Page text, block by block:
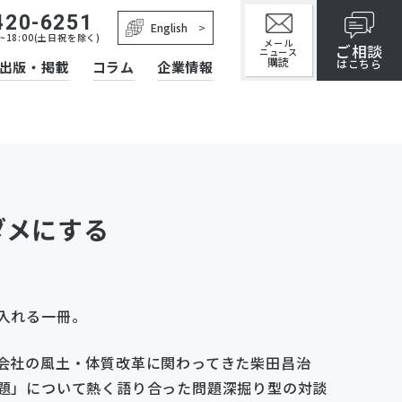
6251
土日祝を除く)
English
版・掲載 コラム 企業情報
メール
ニュース
購読 ご相談
はこちら
にする
る一冊。
の風土・体質改革に関わってきた柴田昌治
について熱く語り合った問題深掘り型の対談